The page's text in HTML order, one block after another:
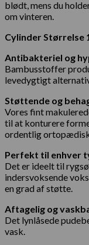
blødt, mens du
om vinteren.
Cylinder Størrelse
Antibakteriel og
Bambusstoffer
levedygtigt
Støttende og
Vores fint
til at konturere
ordentlig
Perfekt til enhver
Det er ideelt til
indersvoksende
en grad af støtte.
Aftagelig og
Det lynlåsede
vask.